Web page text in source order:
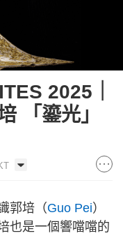
2025｜
「鎏光」
郭培（Guo Pei）
也是一個響噹噹的